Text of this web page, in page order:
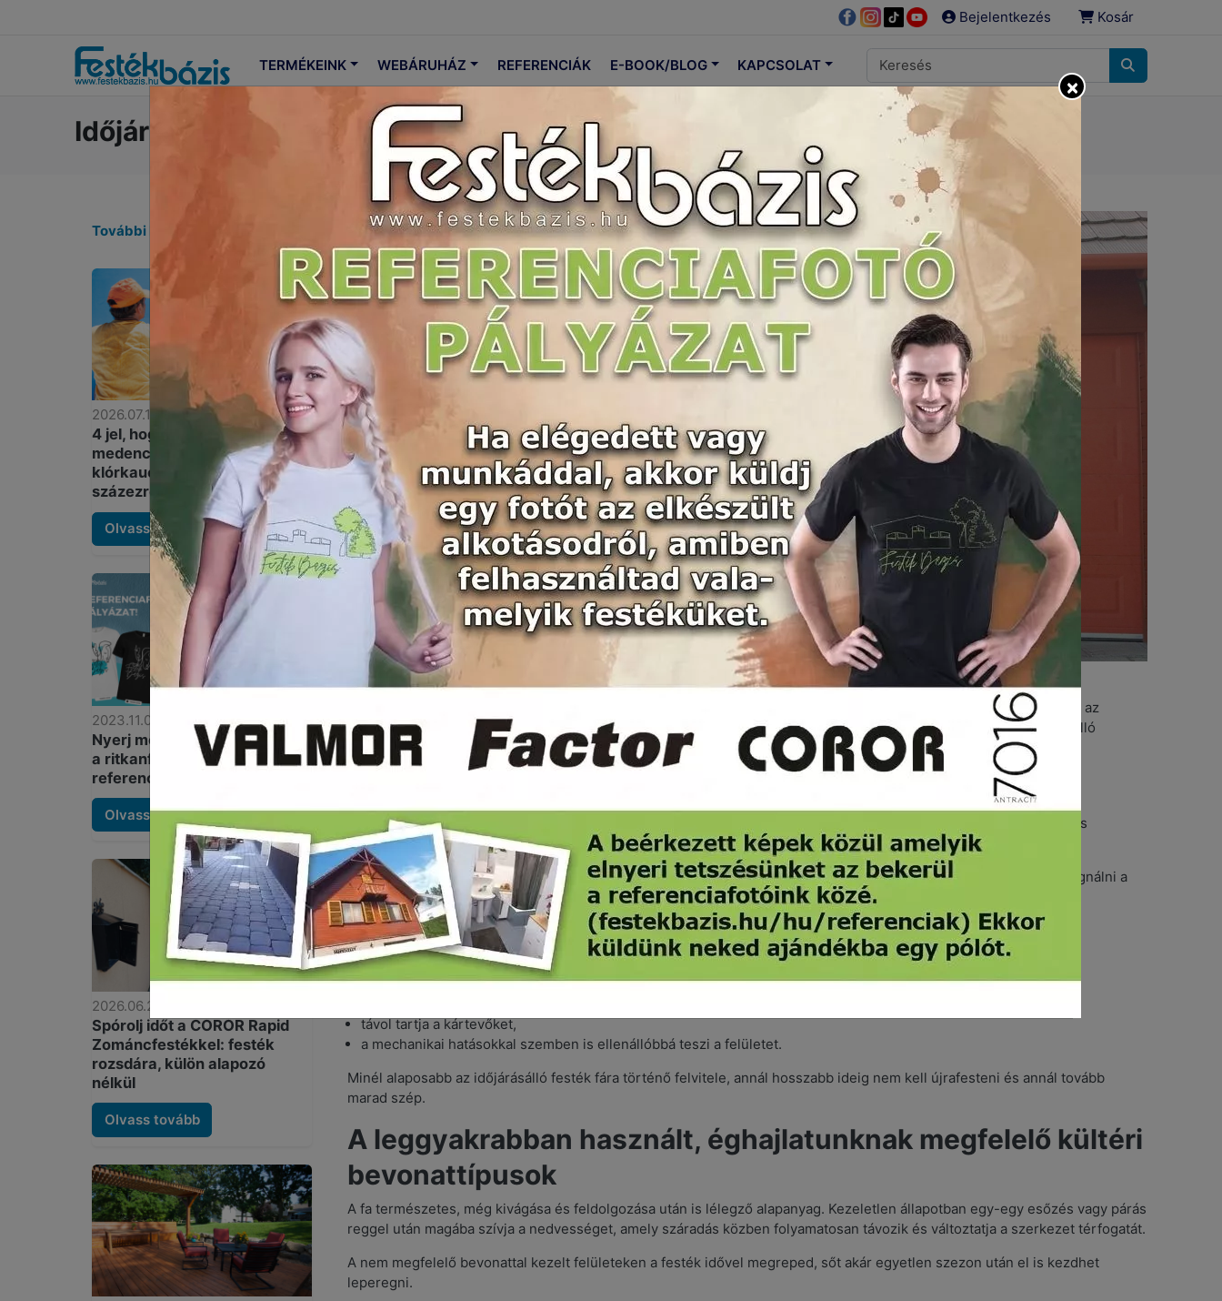
Bejelentkezés Kosár
TERMÉKEINK WEBÁRUHÁZ REFERENCIÁK E-BOOK/BLOG KAPCSOLAT
Időjárásálló festék fára - a legjobb bevonatok az átteleléshez
További bejegyzések
2026.07.14.
4 jel, hogy eljött a
medencefestés ideje:
klórkaucsukkal akár
százezreket spórolhatsz
Olvass tovább
2023.11.09.
Nyerj menő Festék Bázis pólót
a ritkanfestek.hu
referenciafotó-pályázatán
Olvass tovább
2026.06.23.
Spórolj időt a COROR Rapid
Zománcfestékkel: festék
rozsdára, külön alapozó
nélkül
Olvass tovább
Szinte mindegy, hogy kerítés, asztal, kerti tároló vagy kutyaház a rendeltetése, a kültéri faanyag mindig ki van téve az
időjárás viszontagságainak, ezért állandó védelemre és karbantartásra van szüksége. Mutatjuk a legjobb időjárásálló
festékeket fára, amelyek minden évszakban és hosszú éveken át megőrzik a felület szépségét és funkcióját.
Nyáron az erős napsütés és az UV-sugarak a kültéri fafelületek legnagyobb károsítói, mert gyakorlatilag elégetik és
beszürkítik a legfelső rétegeket. Ez ellen csak ásványi pigmentekkel lehet védekezni.
A csapadékos őszi-téli hónapokban még több behatás éri a fát, ezért érdemes speciális folyékony anyaggal impregnálni a
belőle készült kültéri bútorokat.
A minőségi impregnáló bevonat
véd a korhadástól,
penészálló,
távol tartja a kártevőket,
a mechanikai hatásokkal szemben is ellenállóbbá teszi a felületet.
Minél alaposabb az időjárásálló festék fára történő felvitele, annál hosszabb ideig nem kell újrafesteni és annál tovább
marad szép.
A leggyakrabban használt, éghajlatunknak megfelelő kültéri
bevonattípusok
A fa természetes, még kivágása és feldolgozása után is lélegző alapanyag. Kezeletlen állapotban egy-egy esőzés vagy párás
reggel után magába szívja a nedvességet, amely száradás közben folyamatosan távozik és változtatja a szerkezet térfogatát.
A nem megfelelő bevonattal kezelt felületeken a festék idővel megreped, sőt akár egyetlen szezon után el is kezdhet
leperegni.
×